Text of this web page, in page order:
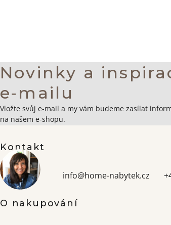
Zápatí
Novinky a
e‑mailu
Vložte svůj e-mail a my vám budeme zasílat
na našem e-shopu.
Kontakt
info@home-nabytek.cz
O nakupování